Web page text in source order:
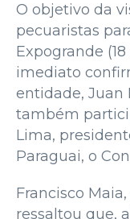
O objetivo da
pecuaristas
Expogrande
imediato
entidade, Juan
também
Lima,
Paraguai, o
Francisco
ressaltou que,